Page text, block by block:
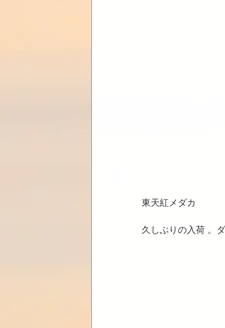
東天紅メダカ
久しぶりの入荷 。